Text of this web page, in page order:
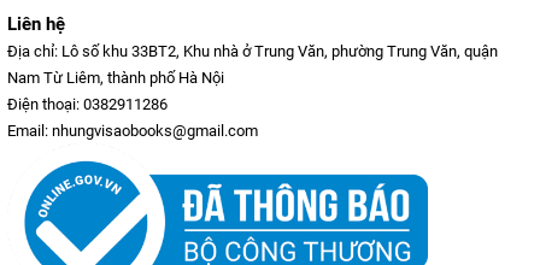
Liên hệ
Địa chỉ: Lô số khu 33BT2, Khu nhà ở Trung Văn, phường Trung Văn, quận
Nam Từ Liêm, thành phố Hà Nội
Điện thoại: 0382911286
Email: nhungvisaobooks@gmail.com